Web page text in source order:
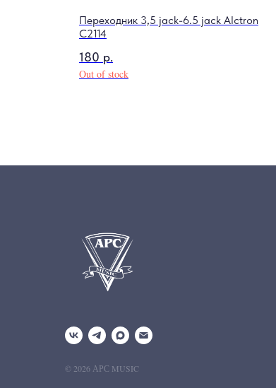
Переходник 3,5 jack-6.5 jack Alctron
С2114
180 р.
Out of stock
© 2026 АРС MUSIC